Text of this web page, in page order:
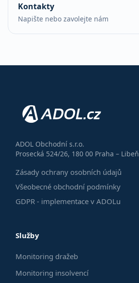
Kontakty
Napište nebo zavolejte nám
ADOL Obchodní s.r.o.
Prosecká 524/26, 180 00 Praha – Libeň
Zásady ochrany osobních údajů
Všeobecné obchodní podmínky
GDPR - implementace v ADOLu
Služby
Monitoring dražeb
Monitoring insolvencí